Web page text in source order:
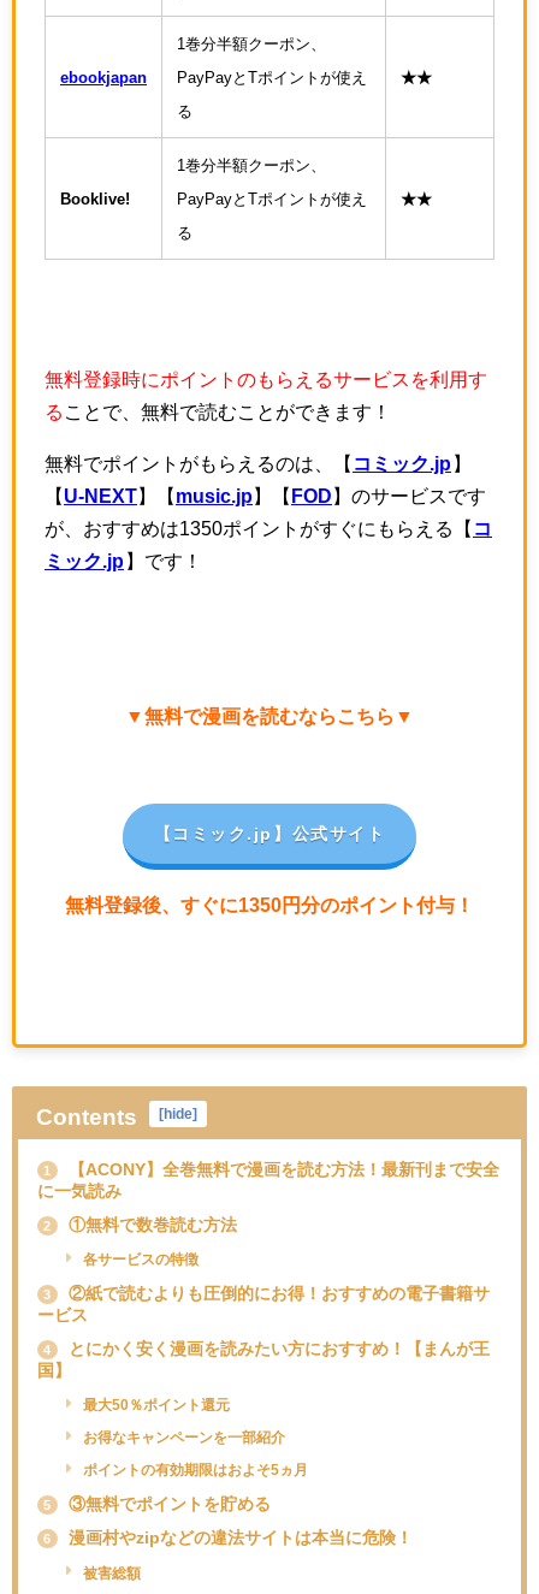
ebookjapan
1巻分半額クーポン、
PayPayとTポイントが使え
る
★★
Booklive!
1巻分半額クーポン、
PayPayとTポイントが使え
る
★★
無料登録時にポイントのもらえるサービスを利用す
る ことで、無料で読むことができます！
無料でポイントがもらえるのは、【 コミック.jp 】
【 U-NEXT】【 music.jp】【 FOD 】のサービスです
が、おすすめは1350ポイントがすぐにもらえる【 コ
ミック.jp 】です！
▼無料で漫画を読むならこちら▼
【コミック.jp 】公式サイト
無料登録後、すぐに1350円分のポイント付与！
Contents [hide]
1
【ACONY】全巻無料で漫画を読む方法！最新刊まで安全
に一気読み
2 ①無料で数巻読む方法
各サービスの特徴
3
②紙で読むよりも圧倒的にお得！おすすめの電子書籍サ
ービス
4
とにかく安く漫画を読みたい方におすすめ！【まんが王
国】
最大50％ポイント還元
お得なキャンペーンを一部紹介
ポイントの有効期限はおよそ5ヵ月
5 ③無料でポイントを貯める
6 漫画村やzipなどの違法サイトは本当に危険！
被害総額